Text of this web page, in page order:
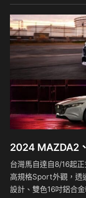
實在台灣也都配置上
場部分現在進行年式
例也變得更寬一些，
在車主可以撥打緊急
型手機遠端控制某些
2024 MAZDA2
台灣馬自達自8/16起
高規格Sport外觀，透
設計、雙色16吋鋁合